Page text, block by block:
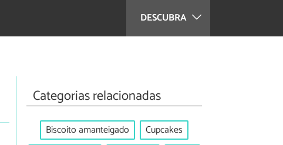
DESCUBRA
Categorias relacionadas
Biscoito amanteigado
Cupcakes